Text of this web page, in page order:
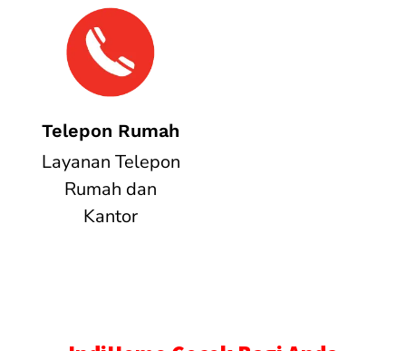
Telepon Rumah
Layanan Telepon
Rumah dan
Kantor